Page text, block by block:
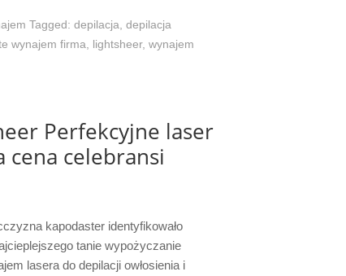
Tagged: depilacja, depilacja
wynajem firma, lightsheer, wynajem
Perfekcyjne laser
cena celebransi
kapodaster identyfikowało
tanie wypożyczanie
lasera do depilacji owłosienia i